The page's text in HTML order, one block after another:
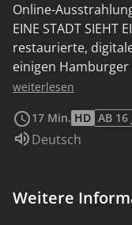
Online-
EINE STADT SIEHT
restaurierte, digitale
einigen
Dezember!
weiterlesen
17 Min. HD AB 16
Sprache:
Deutsch
Weitere